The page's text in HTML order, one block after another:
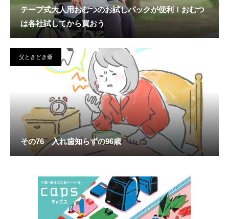
テープ式大人用おむつのお試しパックが便利！おむつ
は各社試してから買おう
父ときどき爺
その76 入れ歯知らずの96歳